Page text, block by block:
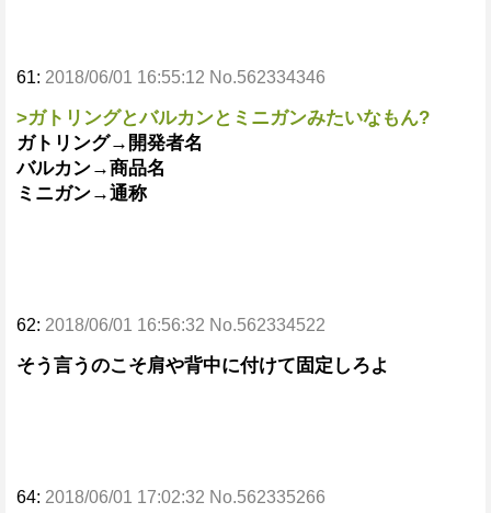
61: 2018/06/01 16:55:12 No.562334346
>ガトリングとバルカンとミニガンみたいなもん?
ガトリング→開発者名
バルカン→商品名
ミニガン→通称
62: 2018/06/01 16:56:32 No.562334522
そう言うのこそ肩や背中に付けて固定しろよ
64: 2018/06/01 17:02:32 No.562335266